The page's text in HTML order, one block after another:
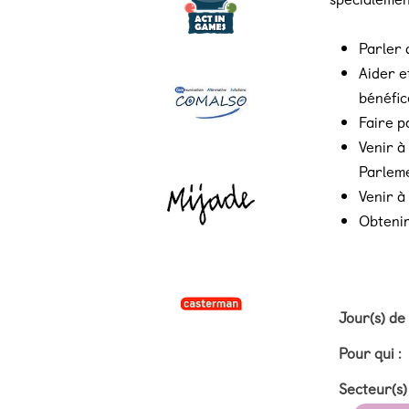
Parler
Aider
Faire
Venir
Venir
Jour(s)
Pour qui :